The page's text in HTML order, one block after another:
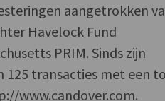
aangetrokken
Havelock Fund
PRIM. Sinds zijn
125 transacties met een
www.candover.com.